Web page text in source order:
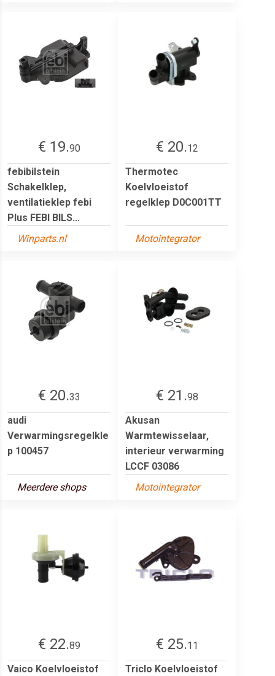
€ 19.90
febibilstein
Schakelklep,
ventilatieklep febi
Plus FEBI BILS...
Winparts.nl
€ 20.12
Thermotec
Koelvloeistof
regelklep D0C001TT
Motointegrator
€ 20.33
audi
Verwarmingsregelkle
p 100457
Meerdere shops
€ 21.98
Akusan
Warmtewisselaar,
interieur verwarming
LCCF 03086
Motointegrator
€ 22.89
Vaico Koelvloeistof
€ 25.11
Triclo Koelvloeistof